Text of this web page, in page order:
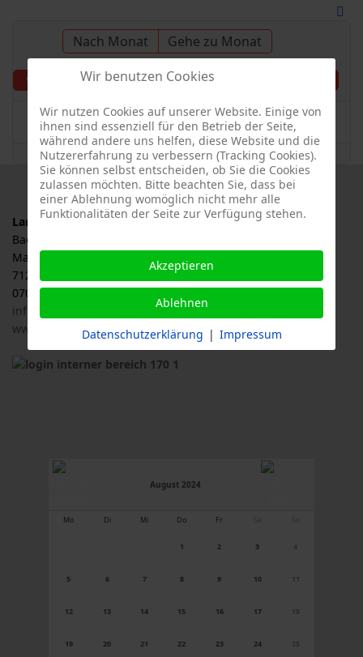
Nach Monat Gehe zu Monat
Vorheriger Tag Freitag, 23. August 2024
Es wurden keine Events gefunden
Landesverband für Obstbau, Garten und Landschaft
Baden-Württemberg e.V., LOGL
Malersbuckel 11
71263 Weil der Stadt
07033 / 69 23 902
info@logl-bw.de
www.logl-bw.de
August 2024
Mo Di Mi Do Fr
1 2 3 4
5 6 7 8 9 10 11
12 13 14 15 16 17 18
19 20 21 22 23 24 25
Wir benutzen Cookies
Wir nutzen Cookies auf unserer Website. Einige von
ihnen sind essenziell für den Betrieb der Seite,
während andere uns helfen, diese Website und die
Nutzererfahrung zu verbessern (Tracking Cookies).
Sie können selbst entscheiden, ob Sie die Cookies
zulassen möchten. Bitte beachten Sie, dass bei
einer Ablehnung womöglich nicht mehr alle
Funktionalitäten der Seite zur Verfügung stehen.
Akzeptieren
Ablehnen
Datenschutzerklärung | Impressum